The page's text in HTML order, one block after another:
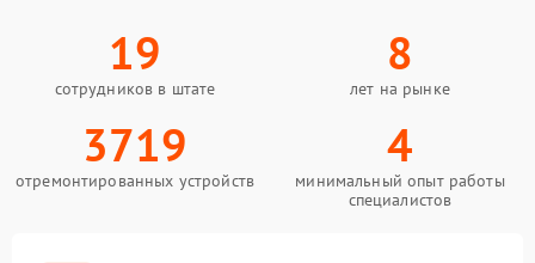
19
сотрудников в штате
8
лет на рынке
3719
отремонтированных устройств
4
минимальный опыт работы
специалистов